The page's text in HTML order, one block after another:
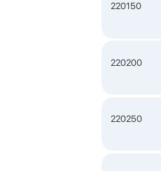
220150
220200
220250